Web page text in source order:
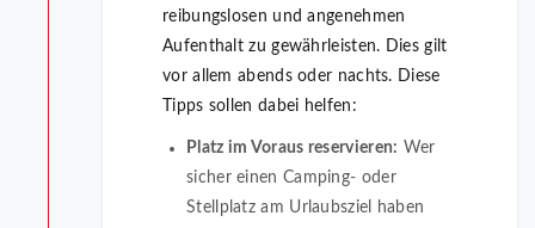
reibungslosen und angenehmen
Aufenthalt zu gewährleisten. Dies gilt
vor allem abends oder nachts. Diese
Tipps sollen dabei helfen:
Platz im Voraus reservieren: Wer
sicher einen Camping- oder
Stellplatz am Urlaubsziel haben